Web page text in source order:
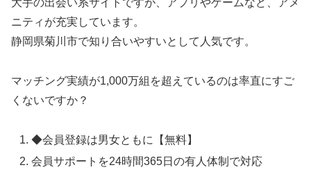
大手の出会い系サイトですが、アプリやゲームなど、アメ
ニティが充実しています。
静岡県菊川市で知り合いやすいとして人気です。
マッチング実績が1,000万組を超えているのは率直にすご
くないですか？
◆会員登録は男女ともに【無料】
会員サポートを24時間365日の有人体制で対応